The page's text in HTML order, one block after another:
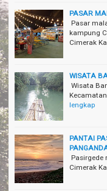
PASAR
Pasar
kampung
Cimerak
WISATA
Wisata
lengkap
PANTAI
Pasirgede
Cimerak